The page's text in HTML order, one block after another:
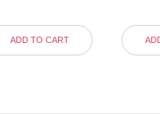
ADD TO CART